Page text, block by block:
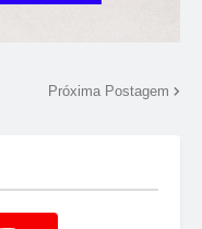
Próxima Postagem